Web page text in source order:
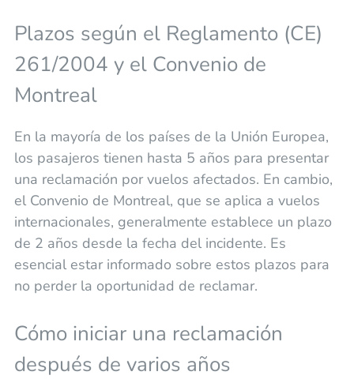
Plazos según el Reglamento (CE)
261/2004 y el Convenio de
Montreal
En la mayoría de los países de la Unión Europea,
los pasajeros tienen hasta 5 años para presentar
una reclamación por vuelos afectados. En cambio,
el Convenio de Montreal, que se aplica a vuelos
internacionales, generalmente establece un plazo
de 2 años desde la fecha del incidente. Es
esencial estar informado sobre estos plazos para
no perder la oportunidad de reclamar.
Cómo iniciar una reclamación
después de varios años